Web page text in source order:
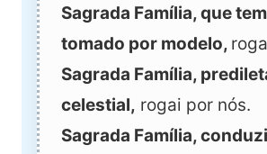
Sagrada Família, que
tomado por modelo,
Sagrada Família,
celestial, rogai por nós.
Sagrada Família,